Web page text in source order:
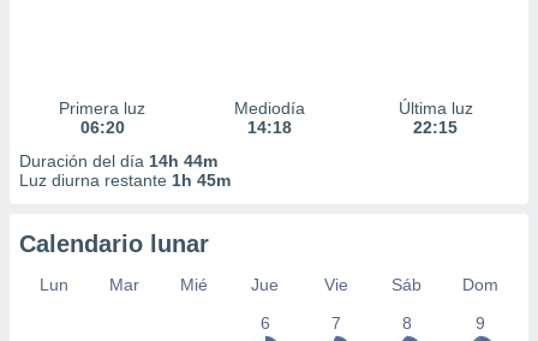
Primera luz
06:20
Mediodía
14:18
Última luz
22:15
Duración del día 14h 44m
Luz diurna restante 1h 45m
Calendario lunar
Lun Mar Mié Jue Vie Sáb
Dom
6
7 8 9